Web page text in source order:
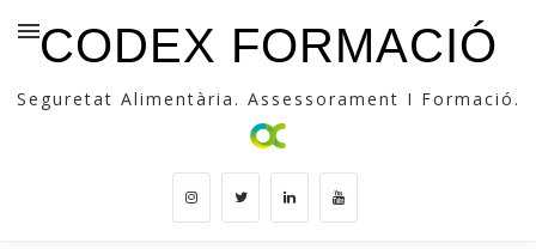
CODEX FORMACIÓ
Seguretat Alimentària. Assessorament I Formació.